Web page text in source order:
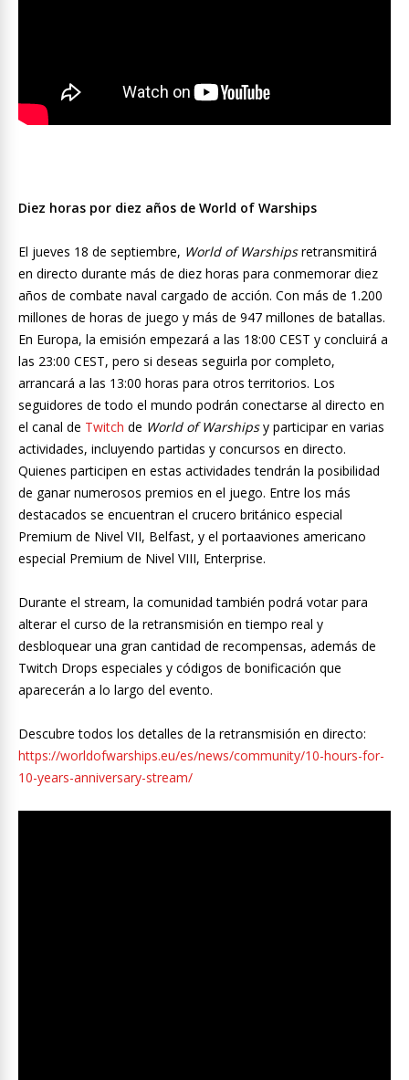
Diez horas por diez años de World of Warships
El jueves 18 de septiembre, World of Warshipsretransmitirá
en directo durante más de diez horas para conmemorar diez
años de combate naval cargado de acción. Con más de 1.200
millones de horas de juego y más de 947 millones de batallas.
En Europa, la emisión empezará a las 18:00 CEST y concluirá a
las 23:00 CEST, pero si deseas seguirla por completo,
arrancará a las 13:00 horas para otros territorios. Los
seguidores de todo el mundo podrán conectarse al directo en
el canal de Twitch de World of Warshipsy participar en varias
actividades, incluyendo partidas y concursos en directo.
Quienes participen en estas actividades tendrán la posibilidad
de ganar numerosos premios en el juego. Entre los más
destacados se encuentran el crucero británico especial
Premium de Nivel VII, Belfast, y el portaaviones americano
especial Premium de Nivel VIII, Enterprise.
Durante el stream, la comunidad también podrá votar para
alterar el curso de la retransmisión en tiempo real y
desbloquear una gran cantidad de recompensas, además de
Twitch Drops especiales y códigos de bonificación que
aparecerán a lo largo del evento.
Descubre todos los detalles de la retransmisión en directo:
https://worldofwarships.eu/es/news/community/10-hours-for-
10-years-anniversary-stream/